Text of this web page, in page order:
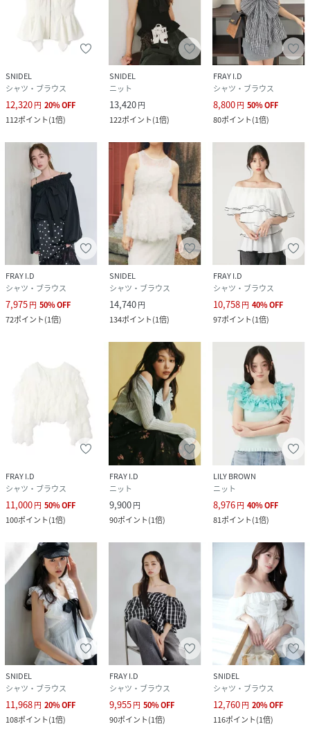
SNIDEL
シャツ・ブラウス
12,320円 20%OFF
112ポイント(1倍)
SNIDEL
ニット
13,420円
122ポイント(1倍)
FRAY I.D
シャツ・ブラウス
8,800円 50%OFF
80ポイント(1倍)
FRAY I.D
シャツ・ブラウス
7,975円 50%OFF
72ポイント(1倍)
SNIDEL
シャツ・ブラウス
14,740円
134ポイント(1倍)
FRAY I.D
シャツ・ブラウス
10,758円 40%OFF
97ポイント(1倍)
FRAY I.D
シャツ・ブラウス
11,000円 50%OFF
100ポイント(1倍)
FRAY I.D
ニット
9,900円
90ポイント(1倍)
LILY BROWN
ニット
8,976円 40%OFF
81ポイント(1倍)
SNIDEL
シャツ・ブラウス
11,968円 20%OFF
108ポイント(1倍)
FRAY I.D
シャツ・ブラウス
9,955円 50%OFF
90ポイント(1倍)
SNIDEL
シャツ・ブラウス
12,760円 20%OFF
116ポイント(1倍)